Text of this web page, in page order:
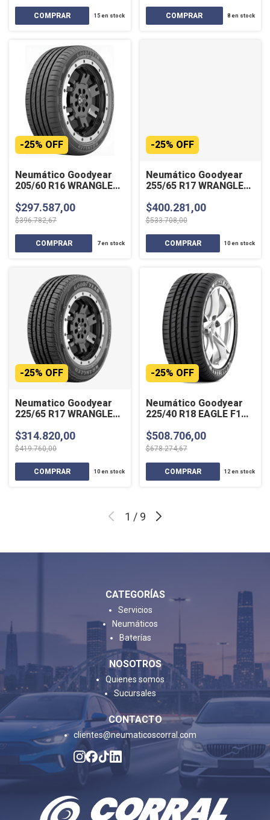
15en stock 8 en stock
Neumático Goodyear
205/60 R16 WRANGLER
-25% OFF
$297.587,00
$396.782,67
7en stock
Neumático Goodyear
255/65 R17 WRANGLER
SL
-25% OFF
$400.281,00
$533.708,00
10 en stock
Neumatico Goodyear
225/65 R17 WRANGLER
-25% OFF
$314.820,00
$419.760,00
10en stock
Neumático Goodyear
225/40 R18 EAGLE F1
88Y SL
-25% OFF
$508.706,00
$678.274,67
12 en stock
1 / 9
CATEGORÍAS
Servicios
Neumáticos
Baterías
NOSOTROS
Quienes somos
Sucursales
CONTACTO
clientes@neumaticoscorral.com